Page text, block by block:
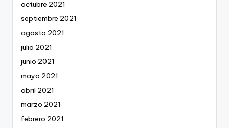
octubre 2021
septiembre 2021
agosto 2021
julio 2021
junio 2021
mayo 2021
abril 2021
marzo 2021
febrero 2021